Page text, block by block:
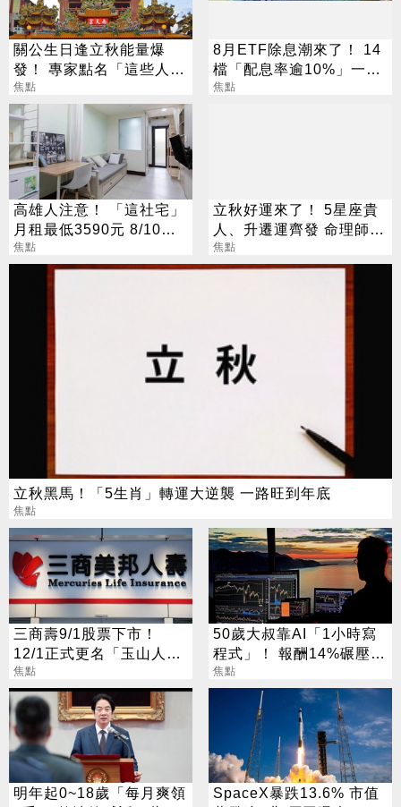
關公生日逢立秋能量爆
發！ 專家點名「這些人」
別亂拜
焦點
8月ETF除息潮來了！ 14
檔「配息率逾10%」一次
看
焦點
高雄人注意！ 「這社宅」
月租最低3590元 8/10起
放申請
焦點
立秋好運來了！ 5星座貴
人、升遷運齊發 命理師：
把握黃金轉運期
焦點
立秋黑馬！「5生肖」轉運大逆襲 一路旺到年底
焦點
三商壽9/1股票下市！
12/1正式更名「玉山人
壽」
焦點
50歲大叔靠AI「1小時寫
程式」！ 報酬14%碾壓標
普 直接辭職去炒股
焦點
明年起0~18歲「每月爽領
SpaceX暴跌13.6% 市值